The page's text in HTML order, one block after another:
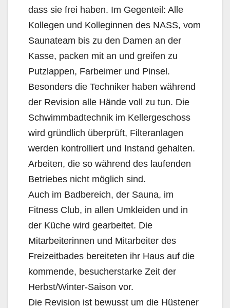
dass sie frei haben. Im Gegenteil: Alle
Kollegen und Kolleginnen des NASS, vom
Saunateam bis zu den Damen an der
Kasse, packen mit an und greifen zu
Putzlappen, Farbeimer und Pinsel.
Besonders die Techniker haben während
der Revision alle Hände voll zu tun. Die
Schwimmbadtechnik im Kellergeschoss
wird gründlich überprüft, Filteranlagen
werden kontrolliert und Instand gehalten.
Arbeiten, die so während des laufenden
Betriebes nicht möglich sind.
Auch im Badbereich, der Sauna, im
Fitness Club, in allen Umkleiden und in
der Küche wird gearbeitet. Die
Mitarbeiterinnen und Mitarbeiter des
Freizeitbades bereiteten ihr Haus auf die
kommende, besucherstarke Zeit der
Herbst/Winter-Saison vor.
Die Revision ist bewusst um die Hüstener